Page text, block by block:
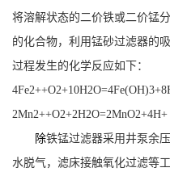
将溶解状态的二价铁或二价锰
的化合物，利用锰砂过滤器的
过程发生的化学反应如下：
2Mn2++O2+2H2O=2MnO2+4H+
除铁锰过滤器采用井泵余
水脱气，滤床接触氧化过滤等